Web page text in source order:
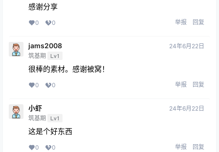
感谢分享
0 0 举报 回复
jams2008
筑基期 Lv1
24年6月22日
很棒的素材。感谢被窝！
0 0 举报 回复
小虾
筑基期 Lv1
24年6月22日
这是个好东西
0 0 举报 回复